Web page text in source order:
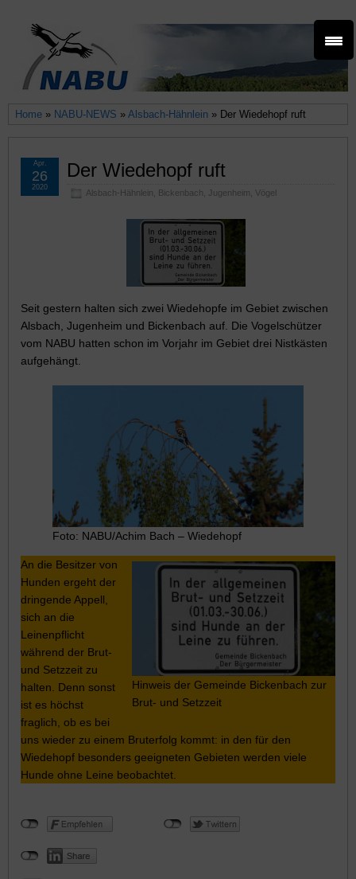
Home » NABU-NEWS » Alsbach-Hähnlein » Der Wiedehopf ruft
Der Wiedehopf ruft
Alsbach-Hähnlein Bickenbach Jugenheim Vögel
Apr.
26
2020
Seit gestern halten sich zwei Wiedehopfe im Gebiet zwischen
Alsbach, Jugenheim und Bickenbach auf. Die Vogelschützer
vom NABU hatten schon im Vorjahr im Gebiet drei Nistkästen
aufgehängt.
Foto: NABU/Achim Bach – Wiedehopf
Hinweis der Gemeinde Bickenbach zur
Brut- und Setzzeit
An die Besitzer von
Hunden ergeht der
dringende Appell,
sich an die
Leinenpflicht
während der Brut-
und Setzzeit zu
halten. Denn sonst
ist es höchst
fraglich, ob es bei
uns wieder zu einem Bruterfolg kommt: in den für den
Wiedehopf besonders geeigneten Gebieten werden viele
Hunde ohne Leine beobachtet.